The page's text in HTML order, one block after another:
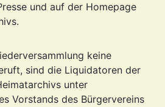
und auf der Homepage
keine
sind die Liquidatoren der
unter
Vorstands des Bürgervereins